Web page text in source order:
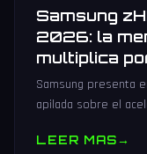
Samsung
2026: la
multiplica
Samsung presenta
apilada sobre el
LEER MAS→